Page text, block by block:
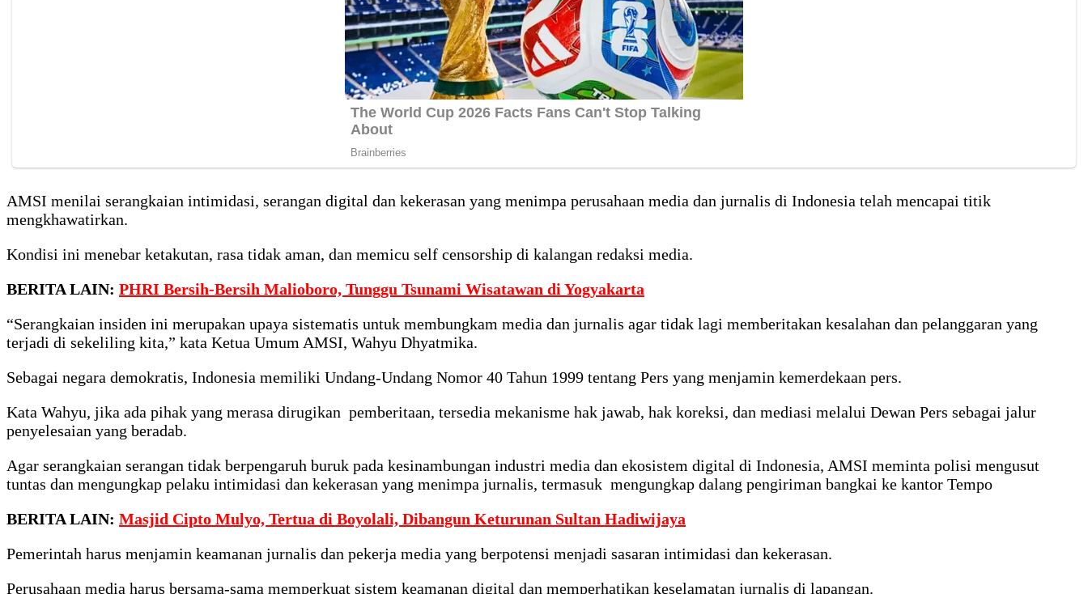
AMSI menilai serangkaian intimidasi, serangan digital dan kekerasan yang menimpa perusahaan media dan jurnalis di Indonesia telah mencapai titik
mengkhawatirkan.
Kondisi ini menebar ketakutan, rasa tidak aman, dan memicu self censorship di kalangan redaksi media.
BERITA LAIN: PHRI Bersih-Bersih Malioboro, Tunggu Tsunami Wisatawan di Yogyakarta
“Serangkaian insiden ini merupakan upaya sistematis untuk membungkam media dan jurnalis agar tidak lagi memberitakan kesalahan dan pelanggaran yang
terjadi di sekeliling kita,” kata Ketua Umum AMSI, Wahyu Dhyatmika.
Sebagai negara demokratis, Indonesia memiliki Undang-Undang Nomor 40 Tahun 1999 tentang Pers yang menjamin kemerdekaan pers.
Kata Wahyu, jika ada pihak yang merasa dirugikan pemberitaan, tersedia mekanisme hak jawab, hak koreksi, dan mediasi melalui Dewan Pers sebagai jalur
penyelesaian yang beradab.
Agar serangkaian serangan tidak berpengaruh buruk pada kesinambungan industri media dan ekosistem digital di Indonesia, AMSI meminta polisi mengusut
tuntas dan mengungkap pelaku intimidasi dan kekerasan yang menimpa jurnalis, termasuk mengungkap dalang pengiriman bangkai ke kantor Tempo
BERITA LAIN: Masjid Cipto Mulyo, Tertua di Boyolali, Dibangun Keturunan Sultan Hadiwijaya
Pemerintah harus menjamin keamanan jurnalis dan pekerja media yang berpotensi menjadi sasaran intimidasi dan kekerasan.
Perusahaan media harus bersama-sama memperkuat sistem keamanan digital dan memperhatikan keselamatan jurnalis di lapangan.